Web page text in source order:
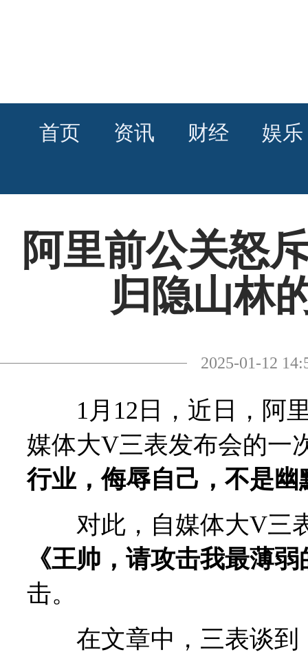
首页 资讯 财经 娱乐
阿里前公关怒
归隐山林
2025-01-12
1月12日，近日，阿里
媒体大V三表发布会的一
行业，侮辱自己，不是幽
对此，自媒体大V三表
《王帅，请攻击我最薄
击。
在文章中，三表谈到